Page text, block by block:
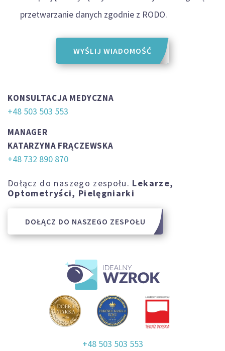
przetwarzanie danych zgodnie z RODO.
WYŚLIJ WIADOMOŚĆ
KONSULTACJA MEDYCZNA
+48 503 503 553
MANAGER
KATARZYNA FRĄCZEWSKA
+48 732 890 870
Dołącz do naszego zespołu. Lekarze,
Optometryści, Pielęgniarki
DOŁĄCZ DO NASZEGO ZESPOŁU
+48 503 503 553